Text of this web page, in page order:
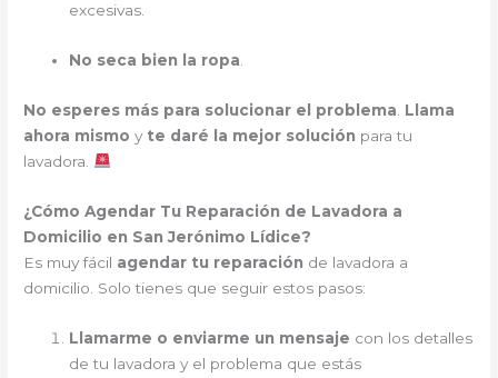
excesivas.
No seca bien la ropa
No esperes más para solucionar el problema Llama
ahora mismo y te daré la mejor solución para tu
lavadora.
¿Cómo Agendar Tu Reparación de Lavadora a
Domicilio en San Jerónimo Lídice?
Es muy fácil agendar tu reparación de lavadora a
domicilio. Solo tienes que seguir estos pasos:
Llamarme o enviarme un mensaje con los detalles
de tu lavadora y el problema que estás